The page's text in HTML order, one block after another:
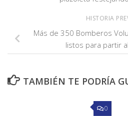
HISTORIA
Más de 350 Bomberos
listos para partir
TAMBIÉN TE PODRÍA
0